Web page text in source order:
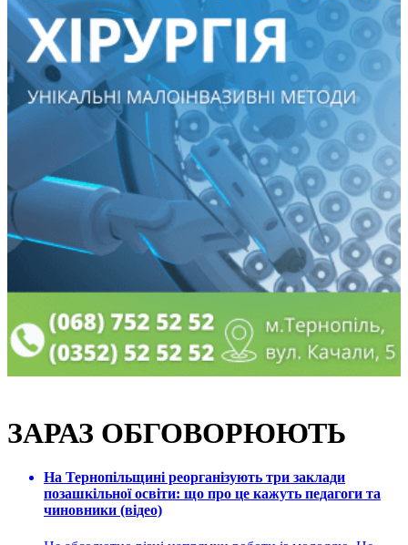
ЗАРАЗ ОБГОВОРЮЮТЬ
На Тернопільщині реорганізують три заклади
позашкільної освіти: що про це кажуть педагоги та
чиновники (відео)